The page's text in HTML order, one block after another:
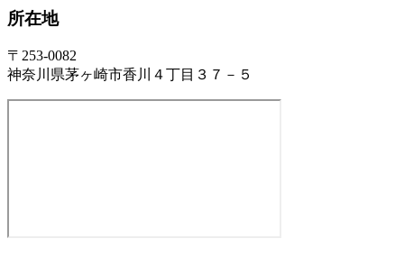
所在地
〒253-0082
神奈川県茅ヶ崎市香川４丁目３７－５